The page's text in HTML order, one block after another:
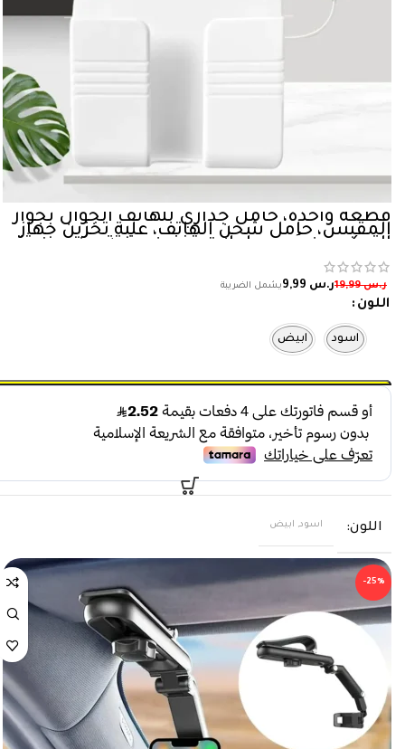
قطعة واحدة، حامل جداري للهاتف الجوال بجوار
المقبس، حامل شحن الهاتف، علبة تخزين جهاز
التحكم عن بُعد، حاملات تخزين مثبتة من دون
في الحائط
ر.س19,99 ر.س
اللون
اسود ابيض
اللون اسود, ابيض
-25%